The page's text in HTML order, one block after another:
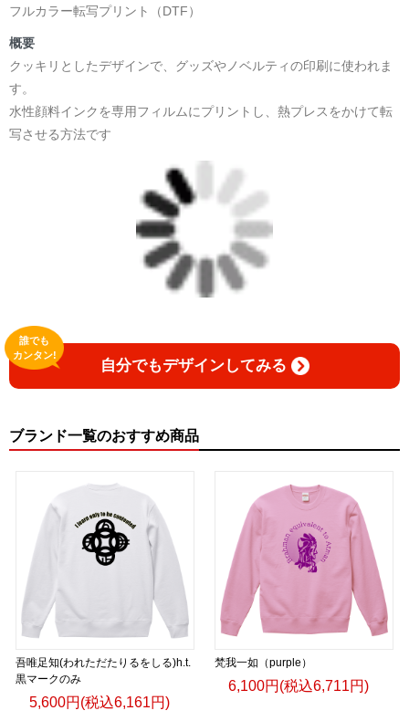
フルカラー転写プリント（DTF）
概要
クッキリとしたデザインで、グッズやノベルティの印刷に使われま
す。
水性顔料インクを専用フィルムにプリントし、熱プレスをかけて転
写させる方法です
自分でもデザインしてみる
誰でも
カンタン!
ブランド一覧のおすすめ商品
吾唯足知(われただたりるをしる)h.t.
黒マークのみ
5,600円(税込6,161円)
梵我一如（purple）
6,100円(税込6,711円)